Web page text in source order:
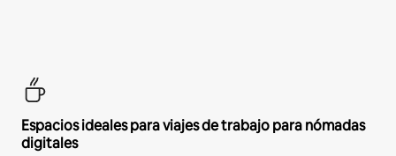
Espacios ideales para viajes de trabajo para nómadas
digitales